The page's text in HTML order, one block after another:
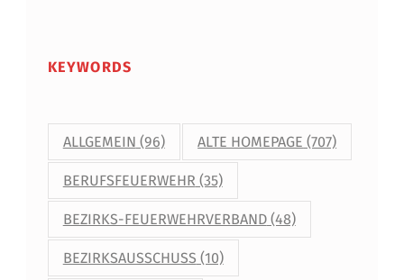
KEYWORDS
ALLGEMEIN (96) ALTE HOMEPAGE (707)
BERUFSFEUERWEHR (35)
BEZIRKS-FEUERWEHRVERBAND(48)
BEZIRKSAUSSCHUSS (10)